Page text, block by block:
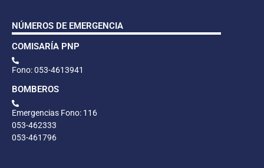
NÚMEROS DE EMERGENCIA
COMISARÍA PNP
Fono: 053-4613941
BOMBEROS
Emergencias Fono: 116
053-462333
053-461796